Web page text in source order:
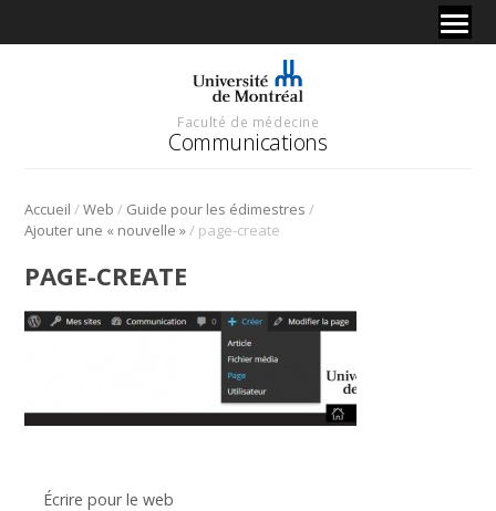
Faculté de médecine
Communications
Accueil /Web / Guide pour les édimestres /
Ajouter une « nouvelle »/ page-create
Écrire pour le web
PAGE-CREATE